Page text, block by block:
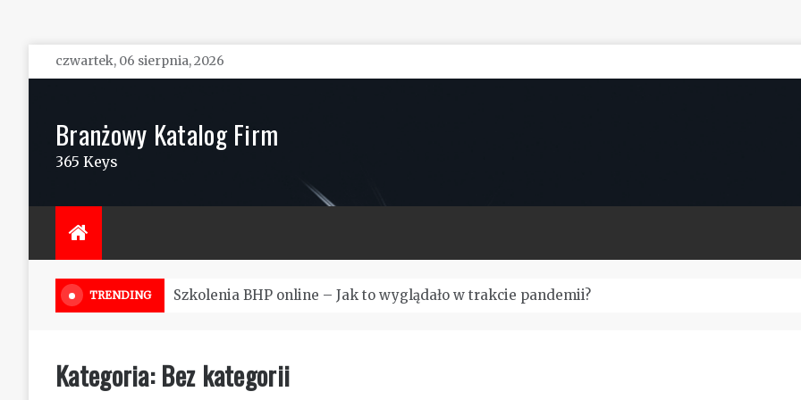
Skip
to
czwartek, 06 sierpnia, 2026
Branżowy Katalog Firm
365 Keys
TRENDING Szkolenia BHP online – Jak to wyglądało w trakcie pandemii?
Kategoria:Bez kategorii